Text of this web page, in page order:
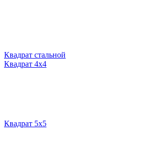
Квадрат стальной
Квадрат 4х4
Квадрат 5х5